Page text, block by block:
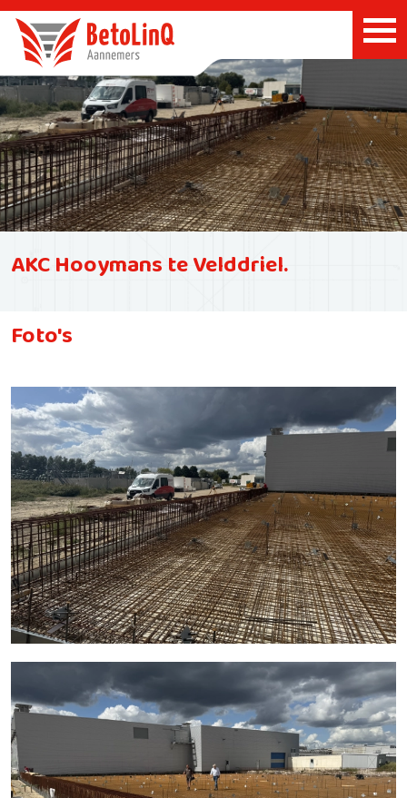
AKC Hooymans te Velddriel.
Foto's